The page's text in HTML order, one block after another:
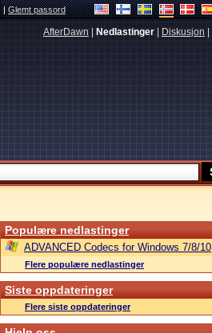
|Glemt passord
AfterDawn Nedlastinger Diskusjon
Populære nedlastinger
ADVANCED Codecs for Windows 7/8/10
Flere populære nedlastinger
Siste oppdateringer
Flere siste oppdateringer